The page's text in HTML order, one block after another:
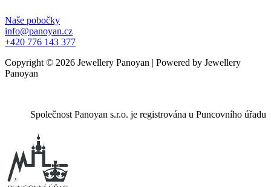
Naše pobočky
info@panoyan.cz
+420 776 143 377
Copyright © 2026 Jewellery Panoyan | Powered by Jewellery
Panoyan
Společnost Panoyan s.r.o. je registrována u Puncovního úřadu